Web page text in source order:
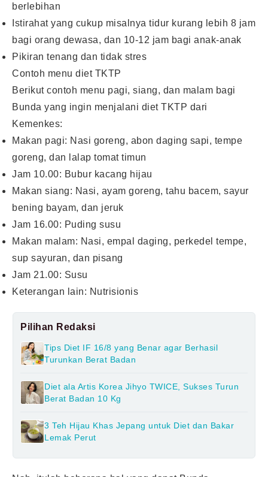
berlebihan
Istirahat yang cukup misalnya tidur kurang lebih 8 jam
bagi orang dewasa, dan 10-12 jam bagi anak-anak
Pikiran tenang dan tidak stres
Contoh menu diet TKTP
Berikut contoh menu pagi, siang, dan malam bagi
Bunda yang ingin menjalani diet TKTP dari
Kemenkes:
Makan pagi: Nasi goreng, abon daging sapi, tempe
goreng, dan lalap tomat timun
Jam 10.00: Bubur kacang hijau
Makan siang: Nasi, ayam goreng, tahu bacem, sayur
bening bayam, dan jeruk
Jam 16.00: Puding susu
Makan malam: Nasi, empal daging, perkedel tempe,
sup sayuran, dan pisang
Jam 21.00: Susu
Keterangan lain: Nutrisionis
Pilihan Redaksi
Tips Diet IF 16/8 yang Benar agar Berhasil
Turunkan Berat Badan
Diet ala Artis Korea Jihyo TWICE, Sukses Turun
Berat Badan 10 Kg
3 Teh Hijau Khas Jepang untuk Diet dan Bakar
Lemak Perut